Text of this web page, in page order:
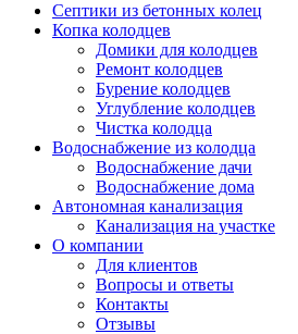
Септики из бетонных колец
Копка колодцев
Домики для колодцев
Ремонт колодцев
Бурение колодцев
Углубление колодцев
Чистка колодца
Водоснабжение из колодца
Водоснабжение дачи
Водоснабжение дома
Автономная канализация
Канализация на участке
О компании
Для клиентов
Вопросы и ответы
Контакты
Отзывы